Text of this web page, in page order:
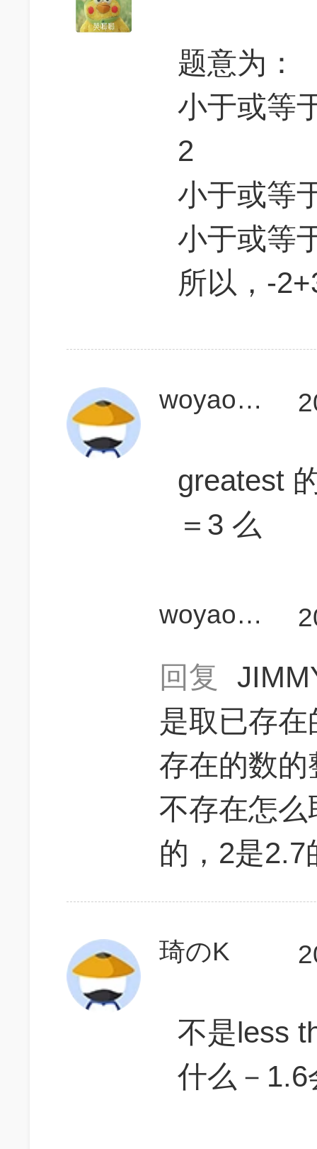
题意为：
小于或等
2
小于或等
小于或等
所以，-
woyaokaogaofen
greatest
＝3 么
woyaokaogaofen
回复
是取已存
存在的数
不存在怎
的，2是2.7
琦のK
不是less
什么－